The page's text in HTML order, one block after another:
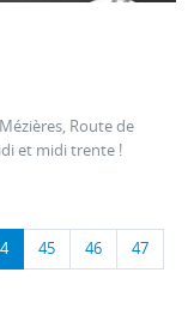
Route de
et midi trente !
45 46 47